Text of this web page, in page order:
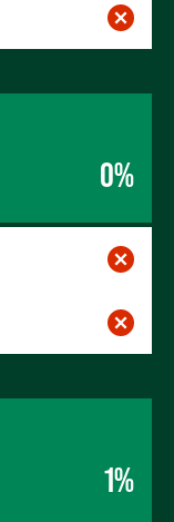
0%
1%